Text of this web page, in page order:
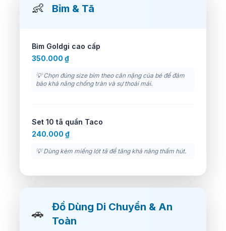
👶 Bỉm & Tã
Bỉm Goldgi cao cấp
350.000 ₫
💡 Chọn đúng size bỉm theo cân nặng của bé để đảm
bảo khả năng chống tràn và sự thoải mái.
Set 10 tã quần Taco
240.000 ₫
💡 Dùng kèm miếng lót tã để tăng khả năng thấm hút.
🚗
Đồ Dùng Di Chuyển & An
Toàn